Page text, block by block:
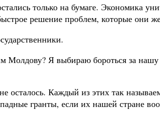
только на бумаге. Экономика
решение проблем, которые они
Молдову? Я выбираю бороться за
осталось. Каждый из этих так
гранты, если их нашей стране